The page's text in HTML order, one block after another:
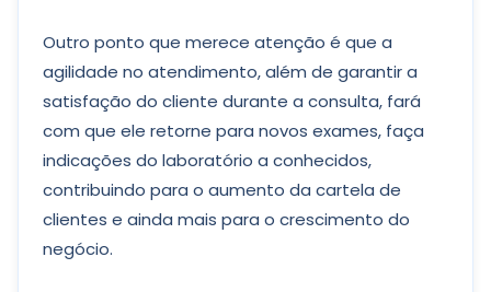
Outro ponto que merece atenção é que a
agilidade no atendimento, além de garantir a
satisfação do cliente durante a consulta, fará
com que ele retorne para novos exames, faça
indicações do laboratório a conhecidos,
contribuindo para o aumento da cartela de
clientes e ainda mais para o crescimento do
negócio.